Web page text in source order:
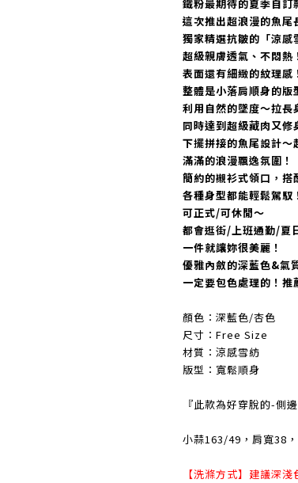
鐵粉最期待的夏季自訂
這次推出超浪漫的魚
獨家精選抗皺的「涼感
超級親膚透氣、不悶熱
表面還有細緻的紋理感
整體是小落肩順身的版
利用自然的墜度～拉長
同時達到超級藏肉又修
下擺拼接的魚尾設計～
滿滿的浪漫飄逸氛圍！
簡約的襯衫式領口，
各種身型都能輕鬆駕馭
可正式/可休閒～
都會逛街/上班通勤/夏
一件就讓妳很美麗！
優雅內斂的深藍色&氣
一定要包色處理的！推
顏色：深藍色/杏色
尺寸：Free Size
材質：涼感雪紡
版型：寬鬆順身
『此款為好穿脫的-側
小蒜163/49，肩寬38
【洗滌方式】建議深